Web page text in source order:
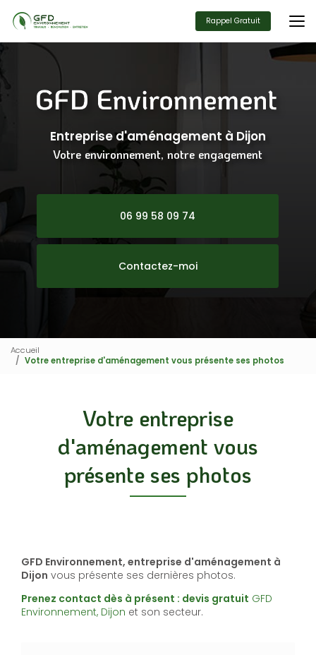
au
contenu
principal
Rappel Gratuit
Entreprise d'aménagement à Dijon
Votre environnement, notre engagement
06 99 58 09 74
Contactez-moi
Accueil
Votre entreprise d'aménagement vous présente ses photos
Votre entreprise
d'aménagement vous
présente ses photos
GFD Environnement, entreprise d'aménagement à
Dijon vous présente ses dernières photos.
Prenez contact dès à présent : devis gratuit GFD
Environnement, Dijon et son secteur.